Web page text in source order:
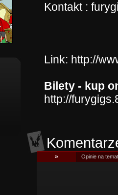
Kontakt :
Link: http://
Bilety - kup
http://
» Opinie na